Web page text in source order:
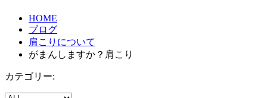
HOME
ブログ
肩こりについて
がまんしますか？肩こり
カテゴリー: